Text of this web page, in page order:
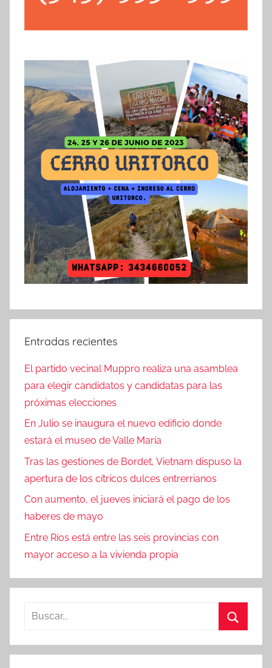
Entradas recientes
El partido vecinal Muppro realiza una asamblea
para elegir candidatos y candidatas para las
próximas elecciones
En Julio se inaugura el nuevo edificio donde
estará el museo de Valle María
Tras las gestiones de Bordet, Vietnam dispuso la
apertura de los cítricos dulces entrerrianos
Con aumento, el jueves iniciará el pago de los
haberes de mayo
Entre Ríos está entre las seis provincias con
mayor acceso a la vivienda propia
Buscar: